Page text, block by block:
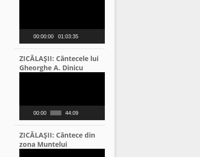
00:00:00 01:03:35
ZICĂLAŞII: Cântecele lui
Gheorghe A. Dinicu
00:00 44:09
ZICĂLAŞII: Cântece din
zona Muntelui